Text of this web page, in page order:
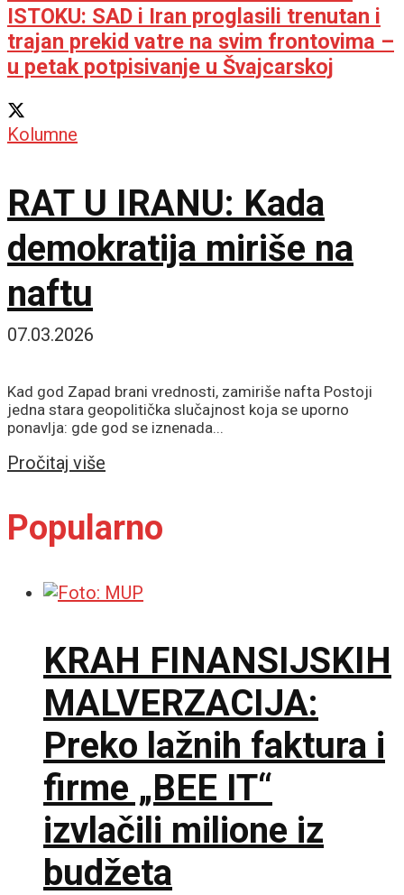
ISTOKU: SAD i Iran proglasili trenutan i
trajan prekid vatre na svim frontovima –
u petak potpisivanje u Švajcarskoj
Kolumne
RAT U IRANU: Kada
demokratija miriše na
naftu
07.03.2026
Kad god Zapad brani vrednosti, zamiriše nafta Postoji
jedna stara geopolitička slučajnost koja se uporno
ponavlja: gde god se iznenada...
Pročitaj više
Popularno
KRAH FINANSIJSKIH
MALVERZACIJA:
Preko lažnih faktura i
firme „BEE IT“
izvlačili milione iz
budžeta